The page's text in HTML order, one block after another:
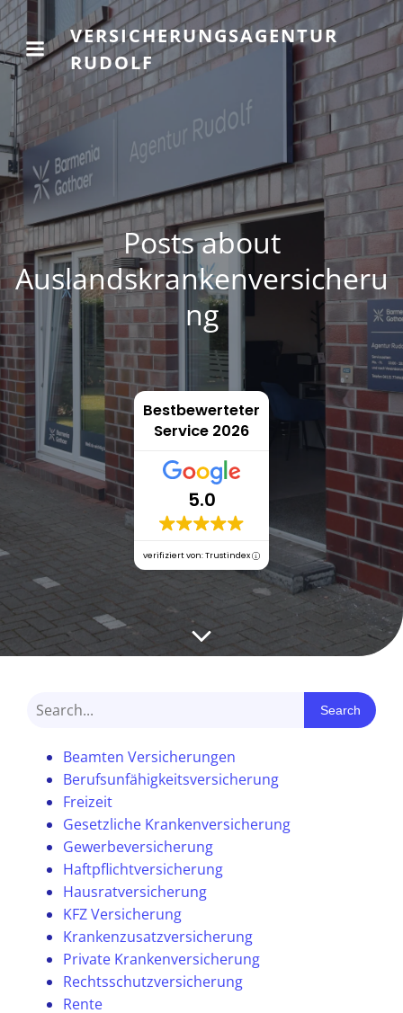
VERSICHERUNGSAGENTUR
RUDOLF
Posts about
Auslandskrankenversicheru
ng
Bestbewerteter
Service 2026
5.0
verifiziert von: Trustindex
Search
Beamten Versicherungen
Berufsunfähigkeitsversicherung
Freizeit
Gesetzliche Krankenversicherung
Gewerbeversicherung
Haftpflichtversicherung
Hausratversicherung
KFZ Versicherung
Krankenzusatzversicherung
Private Krankenversicherung
Rechtsschutzversicherung
Rente